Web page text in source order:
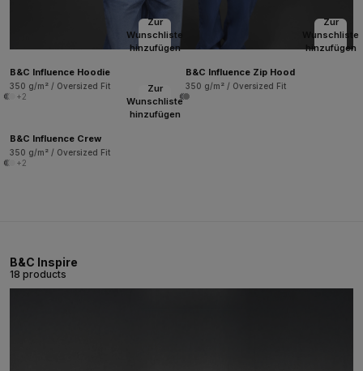
Zur
Wunschliste
hinzufügen
B&C Influence Hoodie
350 g/m² / Oversized Fit
+2
Zur
Wunschliste
hinzufügen
B&C Influence Zip Hood
350 g/m² / Oversized Fit
Zur
Wunschliste
hinzufügen
B&C Influence Crew
350 g/m² / Oversized Fit
+2
B&C Inspire
18 products